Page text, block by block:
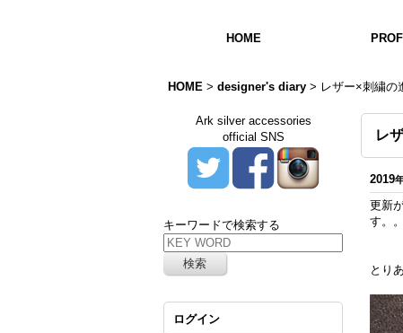
HOME
HOME > designer's diary > レザー×刺繍の
Ark silver accessories
official SNS
キーワードで検索する
ログイン
レ
2019
更新
す。。
とり